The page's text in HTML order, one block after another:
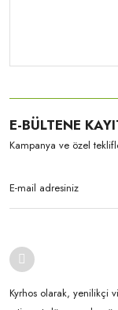
E-BÜLTENE
Kampanya ve özel
Kyrhos olarak, yenilikçi